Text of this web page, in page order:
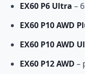
EX60 P6 Ultra –
EX60 P10 AWD
EX60 P10 AWD
EX60 P12 AWD –